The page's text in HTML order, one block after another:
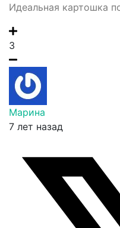
Идеальная картошка
3
Марина
7 лет назад